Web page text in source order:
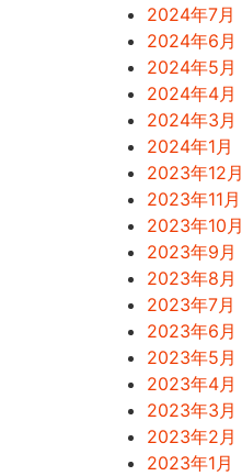
2024年7月
2024年6月
2024年5月
2024年4月
2024年3月
2024年1月
2023年12月
2023年11月
2023年10月
2023年9月
2023年8月
2023年7月
2023年6月
2023年5月
2023年4月
2023年3月
2023年2月
2023年1月